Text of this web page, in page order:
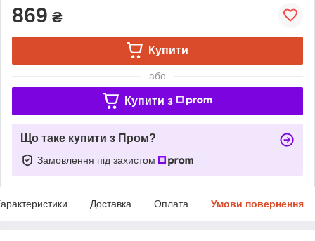
869 ₴
Купити
або
Купити з
Що таке купити з Пром?
Замовлення під захистом
Доставка Оплата Умови повернення